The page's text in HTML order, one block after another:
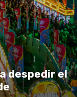
despedir el